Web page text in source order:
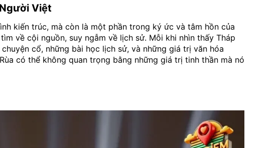
Việt
kiến trúc, mà còn là một phần trong ký ức và tâm hồn của
về cội nguồn, suy ngẫm về lịch sử. Mỗi khi nhìn thấy Tháp
cổ, những bài học lịch sử, và những giá trị văn hóa
có thể không quan trọng bằng những giá trị tinh thần mà nó